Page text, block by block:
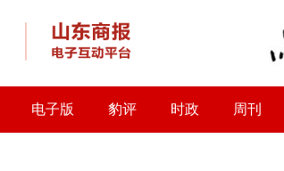
电子版 豹评 时政 周刊